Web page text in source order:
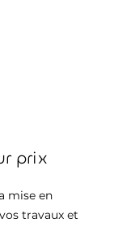
prix
mise en
travaux et